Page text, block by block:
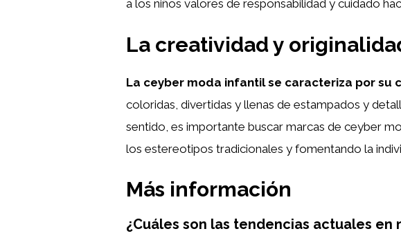
a los niños valores de responsabilidad y cuidado
La creatividad y
La ceyber moda infantil se caracteriza por su
coloridas, divertidas y llenas de estampados y
sentido, es importante buscar marcas de ceyber
los estereotipos tradicionales y fomentando la
Más información
¿Cuáles son las tendencias actuales